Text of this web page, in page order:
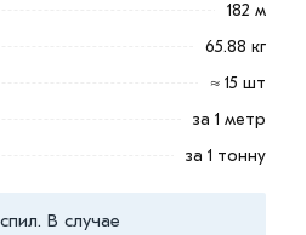
сложные подъемные
выдерживающие
на товар Труба квадратная
Труба ТУ квадратная
обработают заказ и
182 м
65.88 кг
≈ 15 шт
за 1 метр
за 1 тонну
В случае